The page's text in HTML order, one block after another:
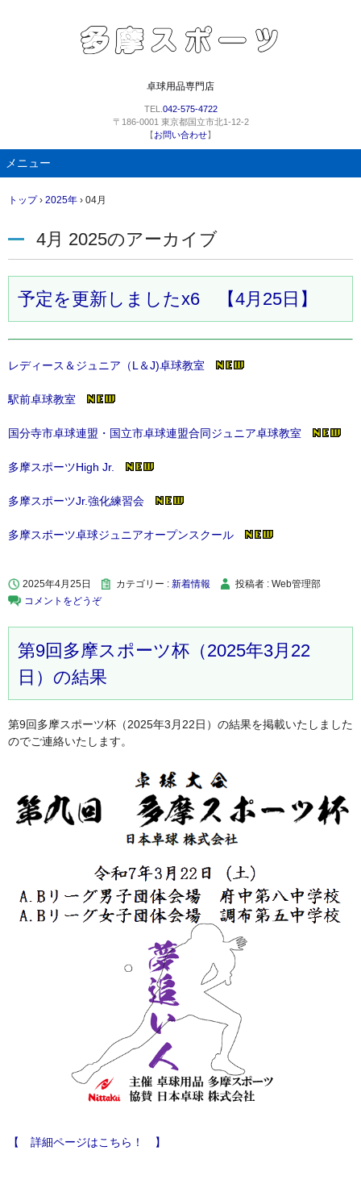
卓球用品専門店
TEL. 042-575-4722
〒186-0001 東京都国立市北1-12-2
【お問い合わせ】
メニュー
ン
ン
ツ
へ
ス
キ
ッ
プ
トップ › 2025年 › 04月
4月 2025のアーカイブ
予定を更新しましたx6 【4月25日】
レディース＆ジュニア（L＆J)卓球教室
駅前卓球教室
国分寺市卓球連盟・国立市卓球連盟合同ジュニア卓球教室
多摩スポーツHigh Jr.
多摩スポーツJr.強化練習会
多摩スポーツ卓球ジュニアオープンスクール
2025年4月25日 カテゴリー : 新着情報
投稿者 : Web管理部
コメントをどうぞ
第9回多摩スポーツ杯（2025年3月22
日）の結果
第9回多摩スポーツ杯（2025年3月22日）の結果を掲載いたしました
のでご連絡いたします。
【 詳細ページはこちら！ 】